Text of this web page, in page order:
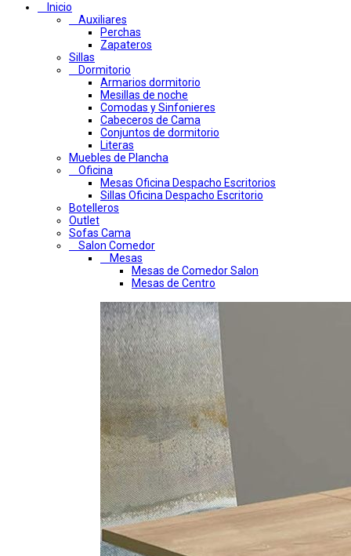
Inicio
Auxiliares
Perchas
Zapateros
Sillas
Dormitorio
Armarios dormitorio
Mesillas de noche
Comodas y Sinfonieres
Cabeceros de Cama
Conjuntos de dormitorio
Literas
Muebles de Plancha
Oficina
Mesas Oficina Despacho Escritorios
Sillas Oficina Despacho Escritorio
Botelleros
Outlet
Sofas Cama
Salon Comedor
Mesas
Mesas de Comedor Salon
Mesas de Centro